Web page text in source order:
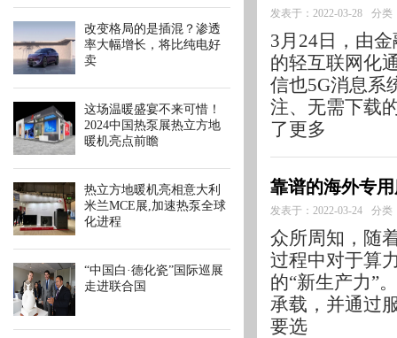
改变格局的是插混？渗透
率大幅增长，将比纯电好
卖
这场温暖盛宴不来可惜！​
2024中国热泵展热立方地
暖机亮点前瞻
热立方地暖机亮相意大利
米兰MCE展,加速热泵全球
化进程
“中国白·德化瓷”国际巡展
走进联合国
发表于：2022-03-28 分类
3月24日，由
的轻互联网化
信也5G消息系
注、无需下载
了更多
靠谱的海外专
发表于：2022-03-24 分类
众所周知，随
过程中对于算
的“新生产力”
承载，并通过
要选